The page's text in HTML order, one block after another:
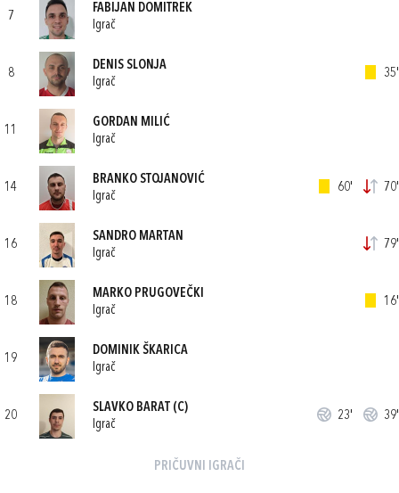
7
FABIJAN DOMITREK
Igrač
8
DENIS SLONJA
Igrač
35'
11
GORDAN MILIĆ
Igrač
14
BRANKO STOJANOVIĆ
Igrač
60' 70'
16
SANDRO MARTAN
Igrač
79'
18
MARKO PRUGOVEČKI
Igrač
16'
19
DOMINIK ŠKARICA
Igrač
20
SLAVKO BARAT (C)
Igrač
23' 39'
PRIČUVNI IGRAČI